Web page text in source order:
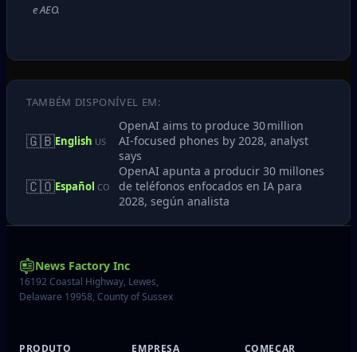
e AEO.
TAMBÉM DISPONÍVEL EM:
🇬🇧English US
OpenAI aims to produce 30 million
AI‑focused phones by 2028, analyst
says
🇨🇴Español CO
OpenAI apunta a producir 30 millones
de teléfonos enfocados en IA para
2028, según analista
News Factory Inc
16192 Coastal Highway, Lewes,
Delaware 19958, County of Sussex
PRODUTO EMPRESA COMEÇAR